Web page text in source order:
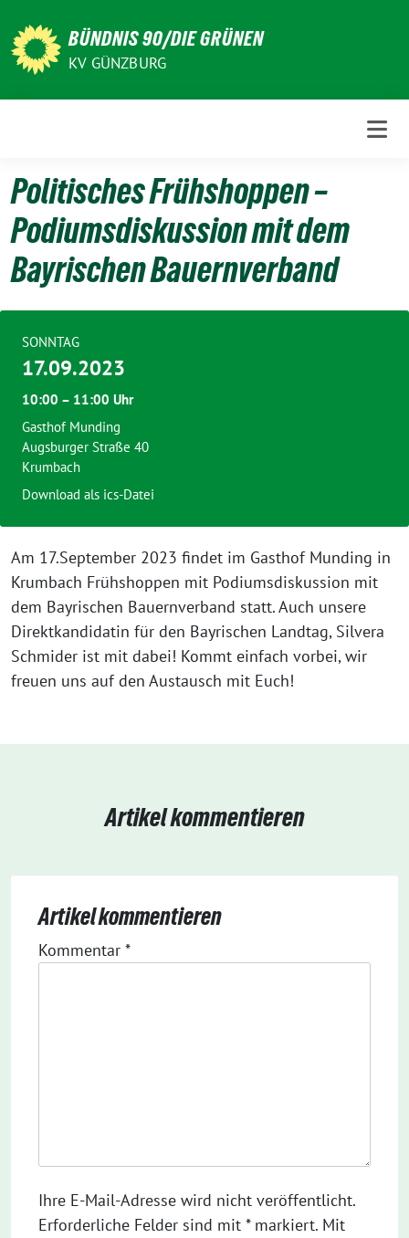
zum
Inhalt
BÜNDNIS 90/DIE GRÜNEN
KV GÜNZBURG
Politisches Frühshoppen –
Podiumsdiskussion mit dem
Bayrischen Bauernverband
Am 17.September 2023 findet im Gasthof Munding in
Krumbach Frühshoppen mit Podiumsdiskussion mit
dem Bayrischen Bauernverband statt. Auch unsere
Direktkandidatin für den Bayrischen Landtag, Silvera
Schmider ist mit dabei! Kommt einfach vorbei, wir
freuen uns auf den Austausch mit Euch!
SONNTAG
17.09.2023
10:00 – 11:00 Uhr
Gasthof Munding
Augsburger Straße 40
Krumbach
Download als ics-Datei
Artikel kommentieren
Artikel kommentieren
Kommentar *
Ihre E-Mail-Adresse wird nicht veröffentlicht.
Erforderliche Felder sind mit * markiert. Mit